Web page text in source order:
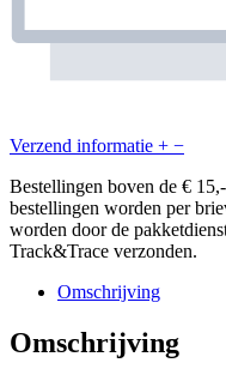
Verzend informatie + −
Bestellingen boven de €
bestellingen worden per
worden door de
Track&Trace verzonden.
Omschrijving
Omschrijving